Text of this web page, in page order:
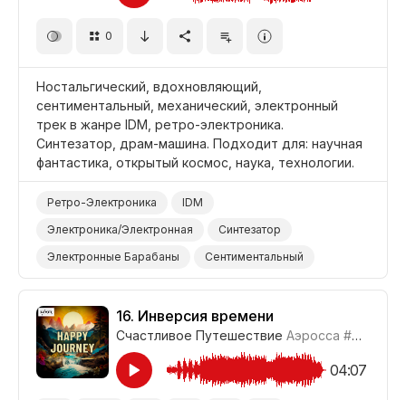
0
Ностальгический, вдохновляющий,
сентиментальный, механический, электронный
трек в жанре IDM, ретро-электроника.
Синтезатор, драм-машина. Подходит для: научная
фантастика, открытый космос, наука, технологии.
Ретро-Электроника
IDM
Электроника/Электронная
Синтезатор
Электронные Барабаны
Сентиментальный
Ностальгический
Вдохновляющий
Механический
Наука/Технология/Производство
Открытый Космос
Фильм Научная Фантастика
16. Инверсия времени
Счастливое Путешествие Аэросса #CUP021_16
04:07